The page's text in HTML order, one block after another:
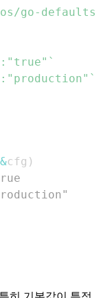
go-defaults"
&cfg )